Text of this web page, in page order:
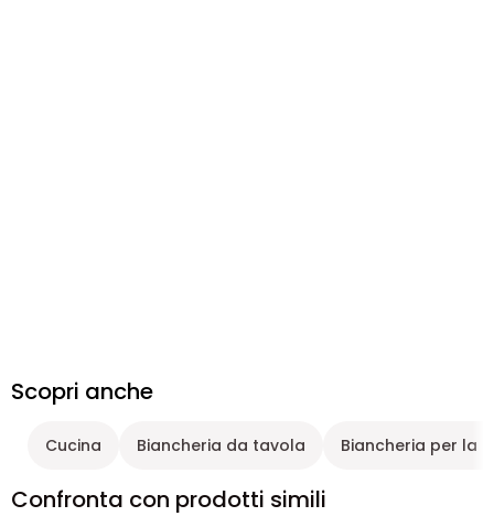
Scopri anche
Cucina Biancheria da tavola Biancheria per la
Confronta con prodotti simili